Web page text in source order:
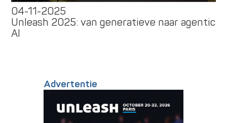
04-11-2025
Unleash 2025: van generatieve naar agentic
AI
Advertentie